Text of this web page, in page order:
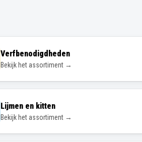
Verfbenodigdheden
Bekijk het assortiment →
Lijmen en kitten
Bekijk het assortiment →